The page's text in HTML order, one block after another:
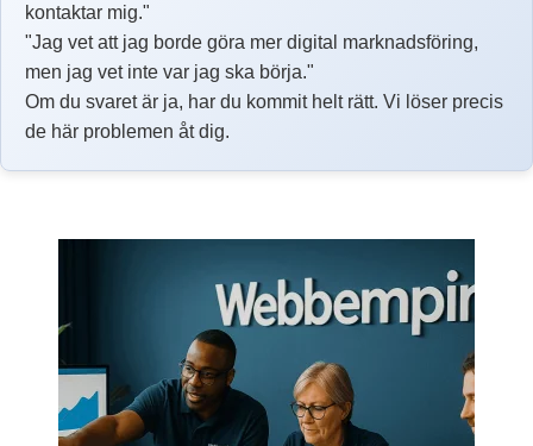
kontaktar mig."
"Jag vet att jag borde göra mer digital marknadsföring,
men jag vet inte var jag ska börja."
Om du svaret är ja, har du kommit helt rätt. Vi löser precis
de här problemen åt dig.